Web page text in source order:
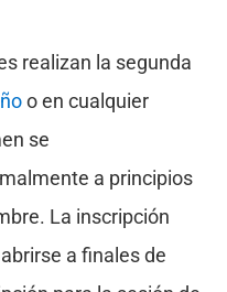
realizan la segunda
o en cualquier
se
a principios
La inscripción
a finales de